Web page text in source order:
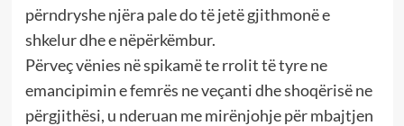
përndryshe njëra pale do të jetë gjithmonë e
shkelur dhe e nëpërkëmbur.
Përveç vënies në spikamë te rrolit të tyre ne
emancipimin e femrës ne veçanti dhe shoqërisë ne
përgjithësi, u nderuan me mirënjohje për mbajtjen